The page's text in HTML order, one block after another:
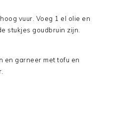
vuur. Voeg 1 el olie en
stukjes goudbruin zijn.
en garneer met tofu en